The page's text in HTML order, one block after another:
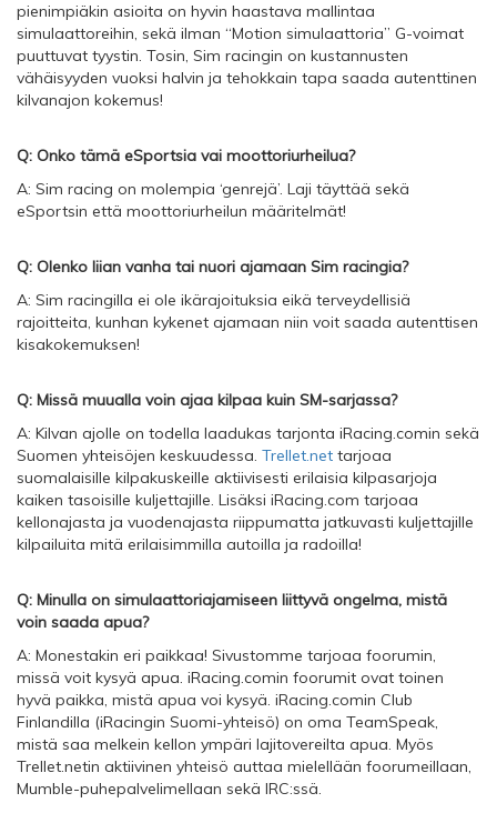
pienimpiäkin asioita on hyvin haastava mallintaa
simulaattoreihin, sekä ilman “Motion simulaattoria” G-voimat
puuttuvat tyystin. Tosin, Sim racingin on kustannusten
vähäisyyden vuoksi halvin ja tehokkain tapa saada autenttinen
kilvanajon kokemus!
Q: Onko tämä eSportsia vai moottoriurheilua?
A: Sim racing on molempia ‘genrejä’. Laji täyttää sekä
eSportsin että moottoriurheilun määritelmät!
Q: Olenko liian vanha tai nuori ajamaan Sim racingia?
A: Sim racingilla ei ole ikärajoituksia eikä terveydellisiä
rajoitteita, kunhan kykenet ajamaan niin voit saada autenttisen
kisakokemuksen!
Q: Missä muualla voin ajaa kilpaa kuin SM-sarjassa?
A: Kilvan ajolle on todella laadukas tarjonta iRacing.comin sekä
Suomen yhteisöjen keskuudessa. Trellet.net tarjoaa
suomalaisille kilpakuskeille aktiivisesti erilaisia kilpasarjoja
kaiken tasoisille kuljettajille. Lisäksi iRacing.com tarjoaa
kellonajasta ja vuodenajasta riippumatta jatkuvasti kuljettajille
kilpailuita mitä erilaisimmilla autoilla ja radoilla!
Q: Minulla on simulaattoriajamiseen liittyvä ongelma, mistä
voin saada apua?
A: Monestakin eri paikkaa! Sivustomme tarjoaa foorumin,
missä voit kysyä apua. iRacing.comin foorumit ovat toinen
hyvä paikka, mistä apua voi kysyä. iRacing.comin Club
Finlandilla (iRacingin Suomi-yhteisö) on oma TeamSpeak,
mistä saa melkein kellon ympäri lajitovereilta apua. Myös
Trellet.netin aktiivinen yhteisö auttaa mielellään foorumeillaan,
Mumble-puhepalvelimellaan sekä IRC:ssä.